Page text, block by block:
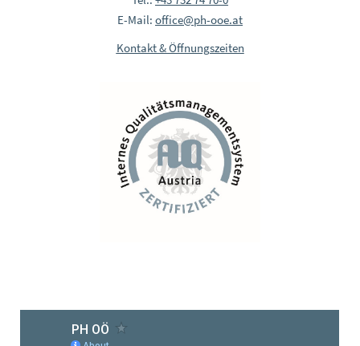
E-Mail: office@ph-ooe.at
Kontakt & Öffnungszeiten